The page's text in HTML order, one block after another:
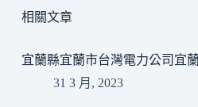
相關文章
宜蘭縣宜蘭市台灣電力公司宜
31 3 月, 2023